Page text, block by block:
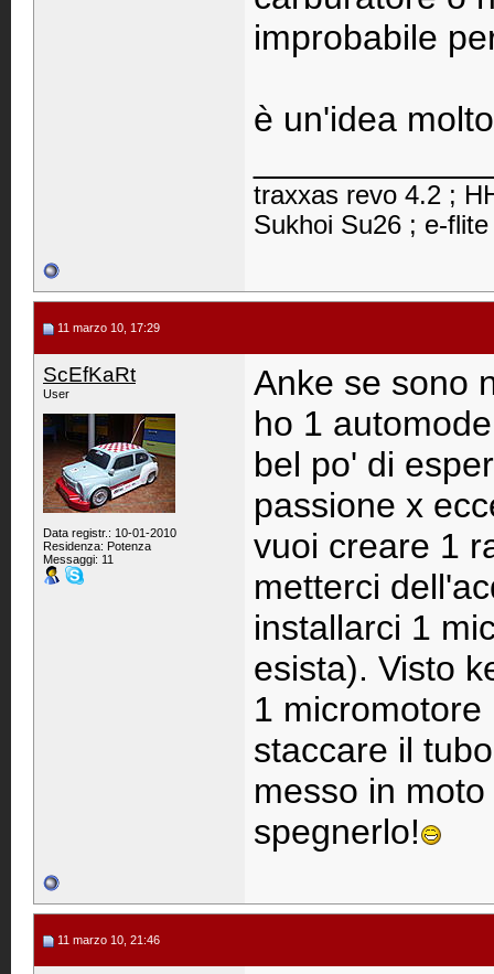
improbabile
è un'idea
traxxas revo 4.2 ;
Sukhoi Su26 ; e-
11 marzo 10, 17:29
ScEfKaRt
User
Data registr.: 10-01-2010
Residenza: Potenza
Messaggi: 11
Anke se sono
ho 1
bel po' di
passione x
vuoi creare 1
metterci
installarci 1
esista). Visto
1
staccare il
messo in
spegnerlo!
11 marzo 10, 21:46